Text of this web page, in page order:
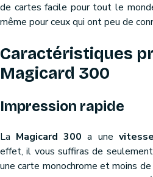
de cartes facile pour tout le
même pour ceux qui ont peu de
Caractéristiques
Magicard 300
Impression rapide
La Magicard 300 a une
effet, il vous suffiras de seulement
une carte monochrome et moins de